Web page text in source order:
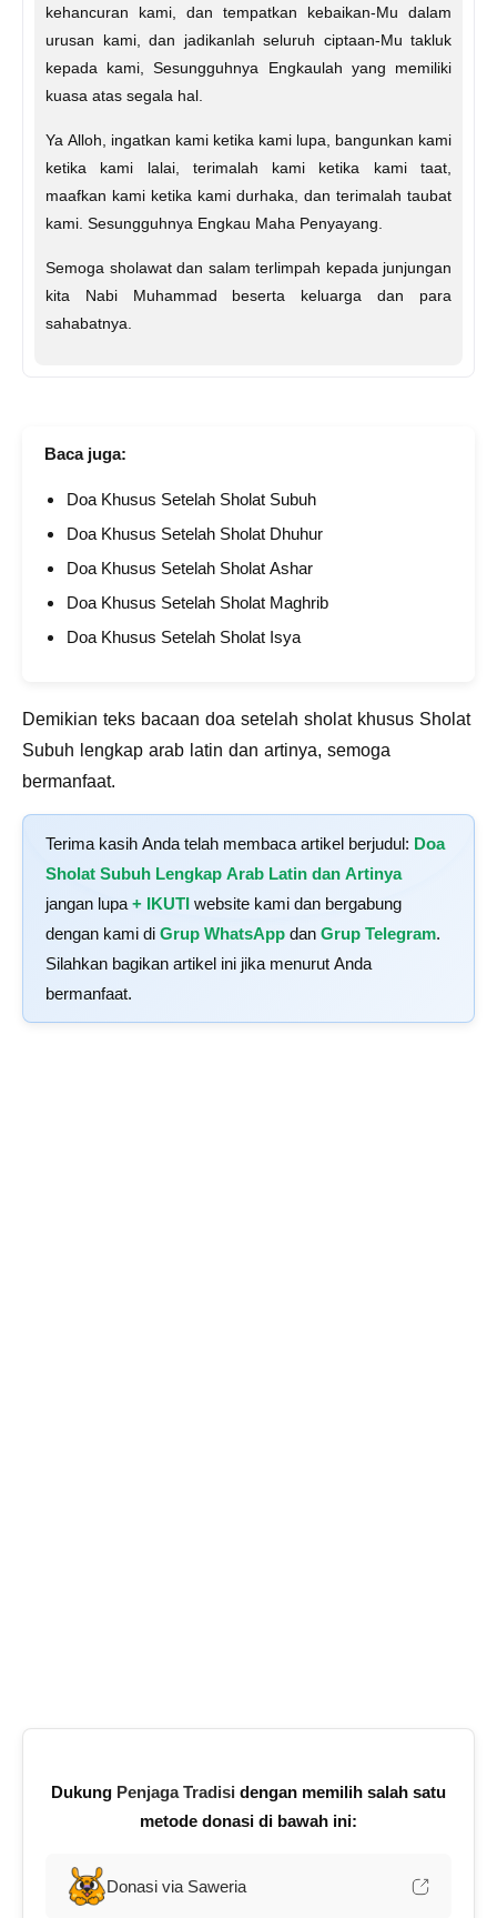
kehancuran kami, dan tempatkan kebaikan-Mu dalam
urusan kami, dan jadikanlah seluruh ciptaan-Mu takluk
kepada kami, Sesungguhnya Engkaulah yang memiliki
kuasa atas segala hal.
Ya Alloh, ingatkan kami ketika kami lupa, bangunkan kami
ketika kami lalai, terimalah kami ketika kami taat,
maafkan kami ketika kami durhaka, dan terimalah taubat
kami. Sesungguhnya Engkau Maha Penyayang.
Semoga sholawat dan salam terlimpah kepada junjungan
kita Nabi Muhammad beserta keluarga dan para
sahabatnya.
Baca juga:
Doa Khusus Setelah Sholat Subuh
Doa Khusus Setelah Sholat Dhuhur
Doa Khusus Setelah Sholat Ashar
Doa Khusus Setelah Sholat Maghrib
Doa Khusus Setelah Sholat Isya
Demikian teks bacaan doa setelah sholat khusus Sholat
Subuh lengkap arab latin dan artinya, semoga
bermanfaat.
Terima kasih Anda telah membaca artikel berjudul: Doa
Sholat Subuh Lengkap Arab Latin dan Artinya
jangan lupa+ IKUTIwebsite kami dan bergabung
dengan kami diGrup WhatsAppdanGrup Telegram.
Silahkan bagikan artikel ini jika menurut Anda
bermanfaat.
Dukung Penjaga Tradisi dengan memilih salah satu
metode donasi di bawah ini:
Donasi via Saweria